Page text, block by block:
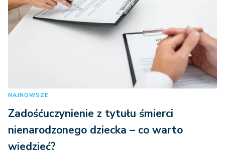
NAJNOWSZE
Zadośćuczynienie z tytułu śmierci
nienarodzonego dziecka – co warto
wiedzieć?